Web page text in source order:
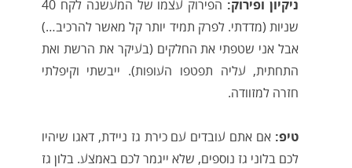
ניקיון ופירוק:
הפירוק עצמו של המעשנה לקח 40
שניות (מדדתי. לפרק תמיד יותר קל מאשר להרכיב…)
אבל אני שטפתי את החלקים (בעיקר את הרשת ואת
התחתית, עליה תפטפו העופות). ייבשתי וקיפלתי
חזרה למזוודה.
טיפ: אם אתם עובדים עם כירת גז ניידת, דאגו שיהיו
לכם בלוני גז נוספים, שלא ייגמר לכם באמצע. בלון גז